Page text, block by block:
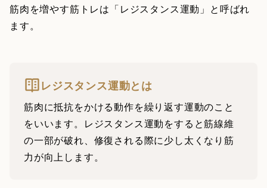
筋肉を増やす筋トレは「レジスタンス運動」と呼ばれ
ます。
レジスタンス運動とは
筋肉に抵抗をかける動作を繰り返す運動のこと
をいいます。レジスタンス運動をすると筋線維
の一部が破れ、修復される際に少し太くなり筋
力が向上します。